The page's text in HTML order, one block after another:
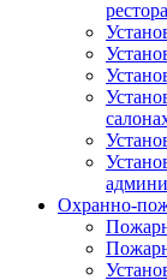
Охранно-